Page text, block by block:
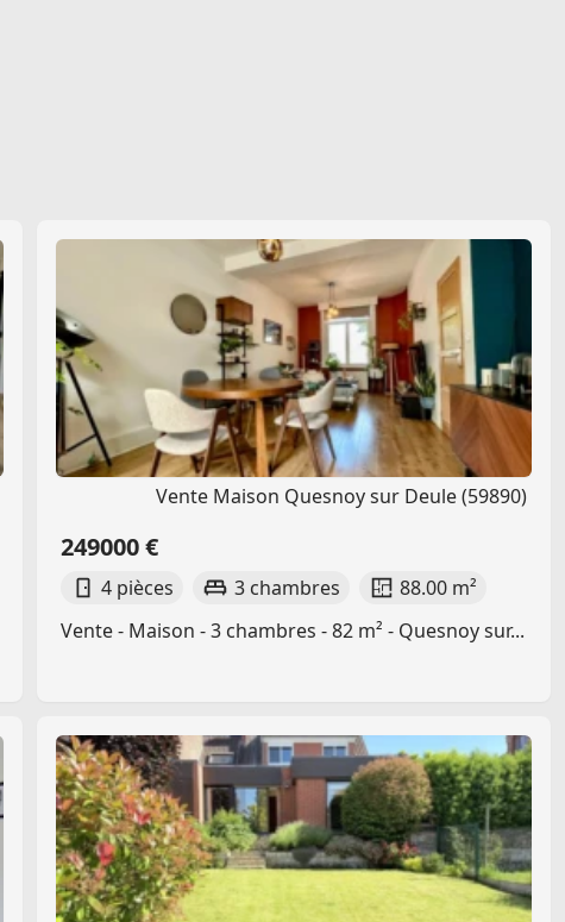
Vente Maison Quesnoy sur Deule (59890)
249000 €
4 pièces 3 chambres
88.00 m²
Vente - Maison - 3 chambres - 82 m² - Quesnoy sur...